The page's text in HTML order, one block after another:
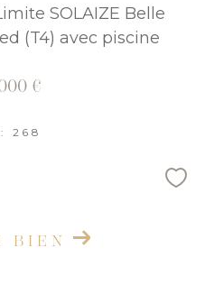
SOLAIZE Belle
(T4) avec piscine
€
268
BIEN